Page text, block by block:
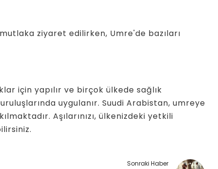
ziyaret edilirken, Umre'de bazıları
için yapılır ve birçok ülkede sağlık
uygulanır. Suudi Arabistan, umreye
Aşılarınızı, ülkenizdeki yetkili
Sonraki Haber